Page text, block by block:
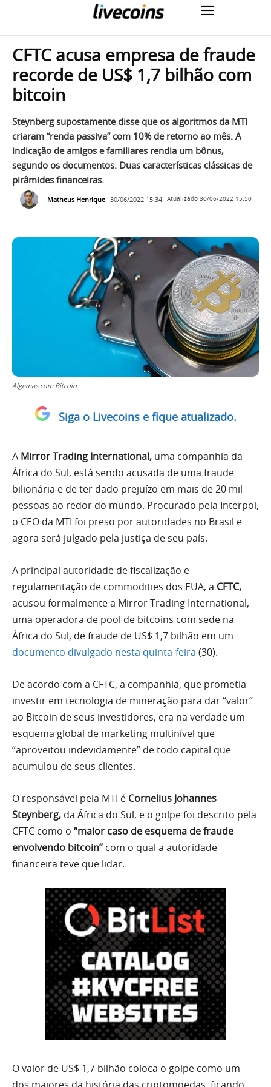
CFTC acusa empresa de fraude
recorde de US$ 1,7 bilhão com
bitcoin
Steynberg supostamente disse que os algoritmos da MTI
criaram “renda passiva” com 10% de retorno ao mês. A
indicação de amigos e familiares rendia um bônus,
segundo os documentos. Duas características clássicas de
pirâmides financeiras.
Matheus Henrique 30/06/2022 15:34 Atualizado 30/06/2022 15:50
Algemas com Bitcoin
Siga o Livecoins e fique atualizado.
A Mirror Trading International, uma companhia da
África do Sul, está sendo acusada de uma fraude
bilionária e de ter dado prejuízo em mais de 20 mil
pessoas ao redor do mundo. Procurado pela Interpol,
o CEO da MTI foi preso por autoridades no Brasil e
agora será julgado pela justiça de seu país.
A principal autoridade de fiscalização e
regulamentação de commodities dos EUA, a CFTC,
acusou formalmente a Mirror Trading International,
uma operadora de pool de bitcoins com sede na
África do Sul, de fraude de US$ 1,7 bilhão em um
documento divulgado nesta quinta-feira (30).
De acordo com a CFTC, a companhia, que prometia
investir em tecnologia de mineração para dar “valor”
ao Bitcoin de seus investidores, era na verdade um
esquema global de marketing multinível que
“aproveitou indevidamente” de todo capital que
acumulou de seus clientes.
O responsável pela MTI é Cornelius Johannes
Steynberg, da África do Sul, e o golpe foi descrito pela
CFTC como o “maior caso de esquema de fraude
envolvendo bitcoin” com o qual a autoridade
financeira teve que lidar.
O valor de US$ 1,7 bilhão coloca o golpe como um